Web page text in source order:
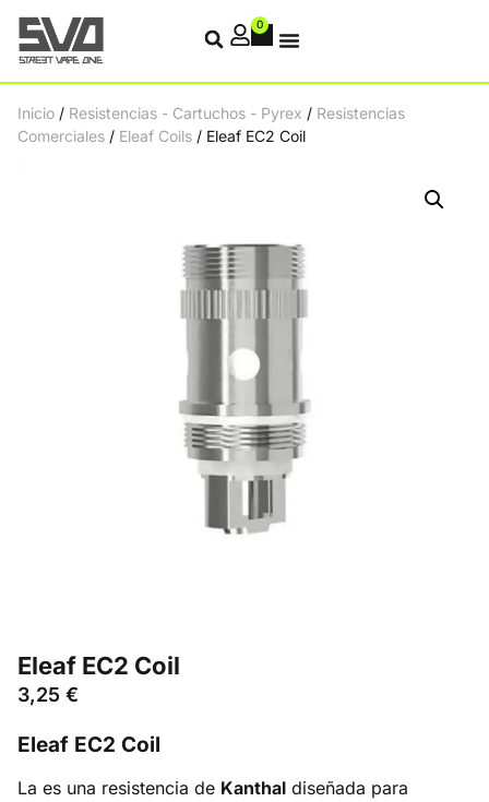
0
Inicio / Resistencias - Cartuchos - Pyrex / Resistencias
Comerciales / Eleaf Coils / Eleaf EC2 Coil
Eleaf EC2 Coil
3,25 €
Eleaf EC2 Coil
La es una resistencia de Kanthal diseñada para